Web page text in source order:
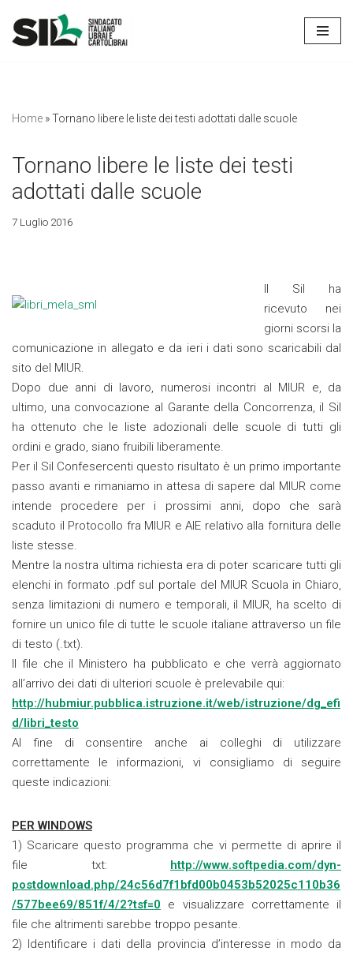
Vai
Home »Tornano libere le liste dei testi adottati dalle scuole
Tornano libere le liste dei testi
adottati dalle scuole
7 Luglio 2016
Il Sil ha
ricevuto nei
giorni scorsi la
comunicazione in allegato e da ieri i dati sono scaricabili dal
sito del MIUR.
Dopo due anni di lavoro, numerosi incontri al MIUR e, da
ultimo, una convocazione al Garante della Concorrenza, il Sil
ha ottenuto che le liste adozionali delle scuole di tutti gli
ordini e grado, siano fruibili liberamente.
Per il Sil Confesercenti questo risultato è un primo importante
passo avanti e rimaniamo in attesa di sapere dal MIUR come
intende procedere per i prossimi anni, dopo che sarà
scaduto il Protocollo fra MIUR e AIE relativo alla fornitura delle
liste stesse.
Mentre la nostra ultima richiesta era di poter scaricare tutti gli
elenchi in formato .pdf sul portale del MIUR Scuola in Chiaro,
senza limitazioni di numero e temporali, il MIUR, ha scelto di
fornire un unico file di tutte le scuole italiane attraverso un file
di testo (.txt).
Il file che il Ministero ha pubblicato e che verrà aggiornato
all’arrivo dei dati di ulteriori scuole è prelevabile qui:
http://hubmiur.pubblica.istruzione.it/web/istruzione/dg_efi
d/libri_testo
Al fine di consentire anche ai colleghi di utilizzare
correttamente le informazioni, vi consigliamo di seguire
queste indicazioni:
PER WINDOWS
1) Scaricare questo programma che vi permette di aprire il
file txt: http://www.softpedia.com/dyn-
postdownload.php/24c56d7f1bfd00b0453b52025c110b36
/577bee69/851f/4/2?tsf=0 e visualizzare correttamente il
file che altrimenti sarebbe troppo pesante.
2) Identificare i dati della provincia d’interesse in modo da